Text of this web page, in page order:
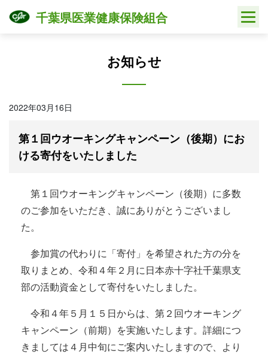
千葉県医業健康保険組合
お知らせ
2022年03月16日
第１回ウオーキングキャンペーン（後期）にお
ける寄付をいたしました
第１回ウオーキングキャンペーン（後期）に多数
のご参加をいただき、誠にありがとうございまし
た。
参加賞の代わりに「寄付」を希望された方の分を
取りまとめ、令和４年２月に日本赤十字社千葉県支
部の活動資金として寄付をいたしました。
令和４年５月１５日からは、第２回ウオーキング
キャンペーン（前期）を実施いたします。詳細につ
きましては４月中旬にご案内いたしますので、より